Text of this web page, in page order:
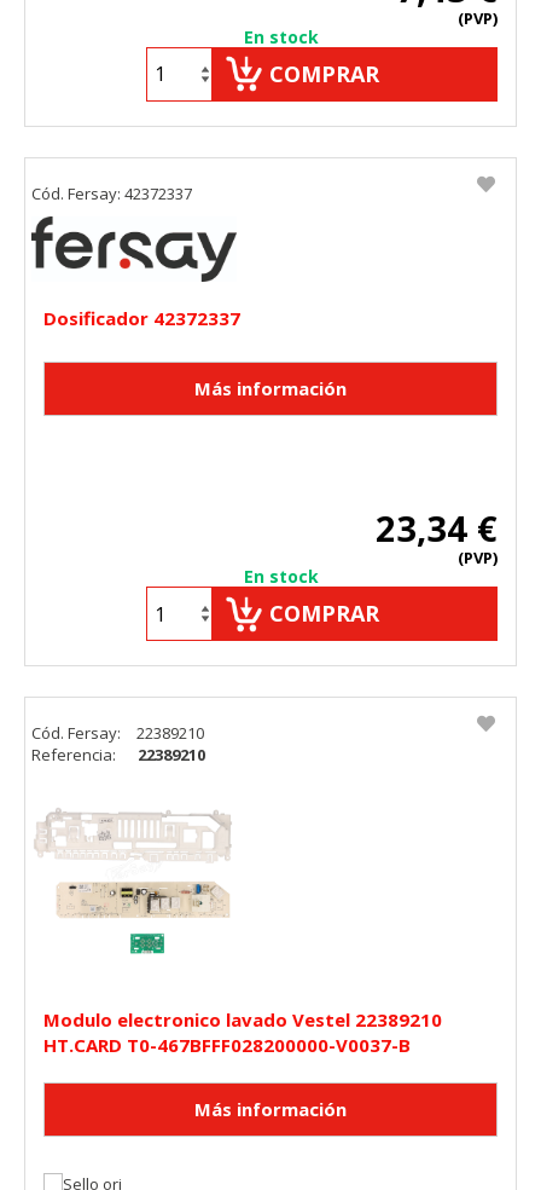
(PVP)
En stock
COMPRAR
Dosificador 42372337
23,34 €
(PVP)
En stock
COMPRAR
Cód. Fersay: 42372337
Modulo electronico lavado Vestel 22389210
HT.CARD T0-467BFFF028200000-V0037-B
Cód. Fersay:
22389210
Referencia:
22389210